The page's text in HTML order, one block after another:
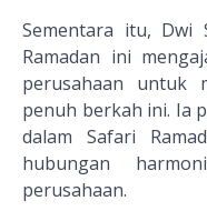
Sementara itu, Dwi
Ramadan ini
perusahaan untuk
penuh berkah ini. Ia
dalam Safari
hubungan
perusahaan.